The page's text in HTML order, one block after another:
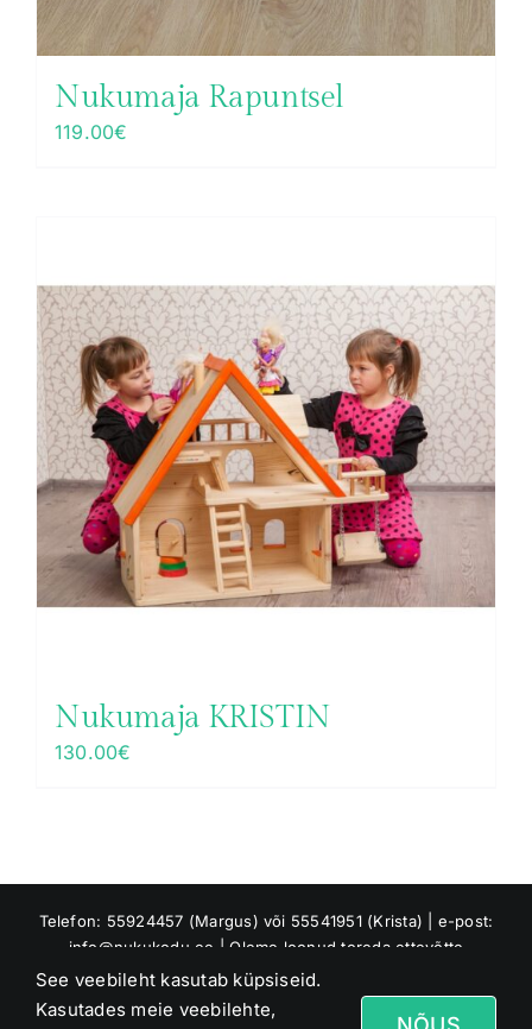
Nukumaja Rapuntsel
119.00€
Nukumaja KRISTIN
130.00€
Telefon: 55924457 (Margus) või 55541951 (Krista) | e-post:
info@nukukodu.ee | Oleme loonud toreda ettevõtte
Riverland OÜ, mis tuleb meie perekonna nimest Jõesaar :)
Asume Raaduvere külas, Jõgeva vallas
See veebileht kasutab küpsiseid.
Kasutades meie veebilehte,